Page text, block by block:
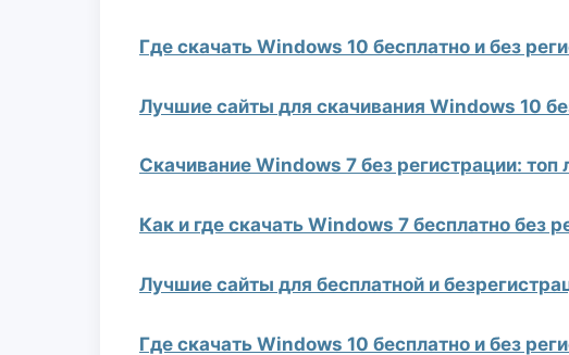
Где скачать Windows 10 бесплатно и без
Лучшие сайты для скачивания Windows 10
Скачивание Windows 7 без регистрации: топ
Как и где скачать Windows 7 бесплатно без
Лучшие сайты для бесплатной и
Где скачать Windows 10 бесплатно и без